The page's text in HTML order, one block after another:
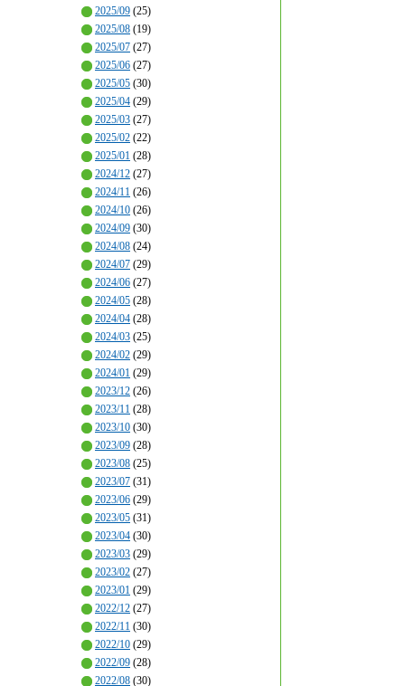
2025/09 (25)
2025/08 (19)
2025/07 (27)
2025/06 (27)
2025/05 (30)
2025/04 (29)
2025/03 (27)
2025/02 (22)
2025/01 (28)
2024/12 (27)
2024/11 (26)
2024/10 (26)
2024/09 (30)
2024/08 (24)
2024/07 (29)
2024/06 (27)
2024/05 (28)
2024/04 (28)
2024/03 (25)
2024/02 (29)
2024/01 (29)
2023/12 (26)
2023/11 (28)
2023/10 (30)
2023/09 (28)
2023/08 (25)
2023/07 (31)
2023/06 (29)
2023/05 (31)
2023/04 (30)
2023/03 (29)
2023/02 (27)
2023/01 (29)
2022/12 (27)
2022/11 (30)
2022/10 (29)
2022/09 (28)
2022/08 (30)